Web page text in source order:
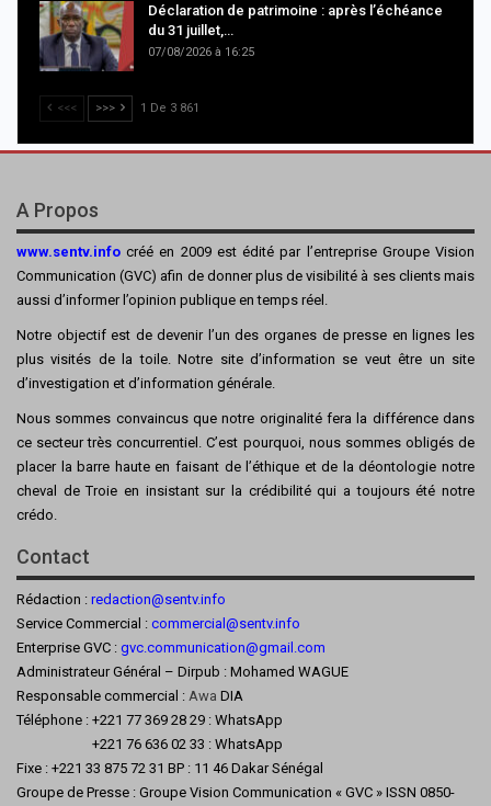
Déclaration de patrimoine : après l’échéance
du 31 juillet,…
07/08/2026 à 16:25
<<< >>> 1 De 3 861
A Propos
www.sentv.info créé en 2009 est édité par l’entreprise Groupe Vision
Communication (GVC) afin de donner plus de visibilité à ses clients mais
aussi d’informer l’opinion publique en temps réel.
Notre objectif est de devenir l’un des organes de presse en lignes les
plus visités de la toile. Notre site d’information se veut être un site
d’investigation et d’information générale.
Nous sommes convaincus que notre originalité fera la différence dans
ce secteur très concurrentiel. C’est pourquoi, nous sommes obligés de
placer la barre haute en faisant de l’éthique et de la déontologie notre
cheval de Troie en insistant sur la crédibilité qui a toujours été notre
crédo.
Contact
Rédaction : redaction@sentv.info
Service Commercial : commercial@sentv.info
Enterprise GVC : gvc.communication@gmail.com
Administrateur Général – Dirpub : Mohamed WAGUE
Responsable commercial : Awa DIA
Téléphone : +221 77 369 28 29 : WhatsApp
+221 76 636 02 33 : WhatsApp
Fixe : +221 33 875 72 31 BP : 11 46 Dakar Sénégal
Groupe de Presse : Groupe Vision Communication « GVC » ISSN 0850-